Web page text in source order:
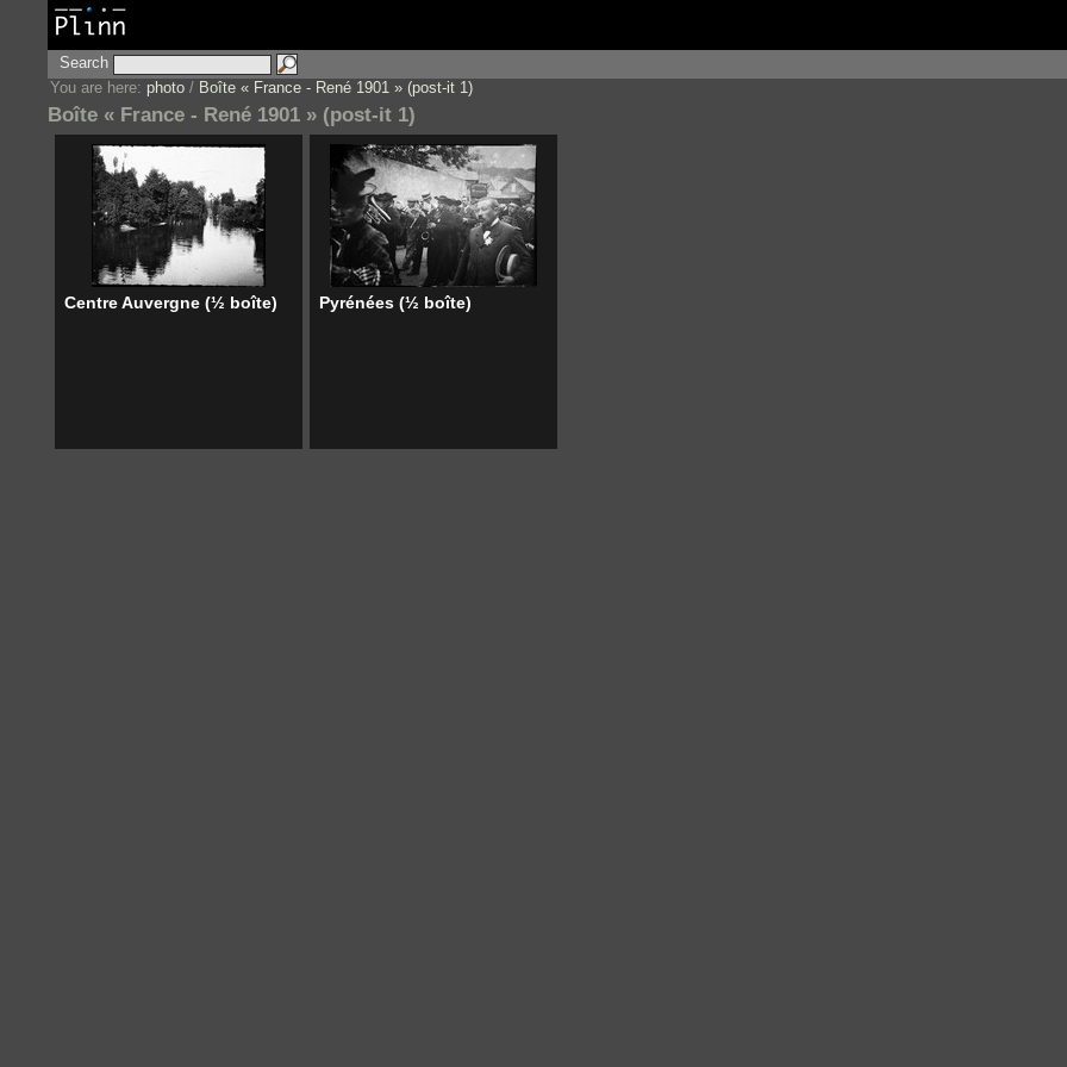
Search
You are here: photo / Boîte « France - René 1901 » (post-it 1)
Boîte « France - René 1901 » (post-it 1)
Centre Auvergne (½ boîte) Pyrénées (½ boîte)